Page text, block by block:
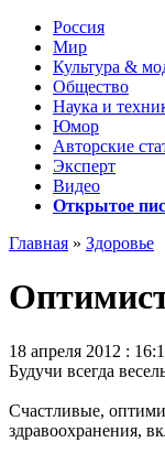
Россия
Мир
Культура &
Общество
Наука и
Юмор
Авторские
Эксперт
Видео
Открытое
Главная » Здоровье
18 апреля 2012 :
Будучи всегда
Счастливые,
здравоохранения,